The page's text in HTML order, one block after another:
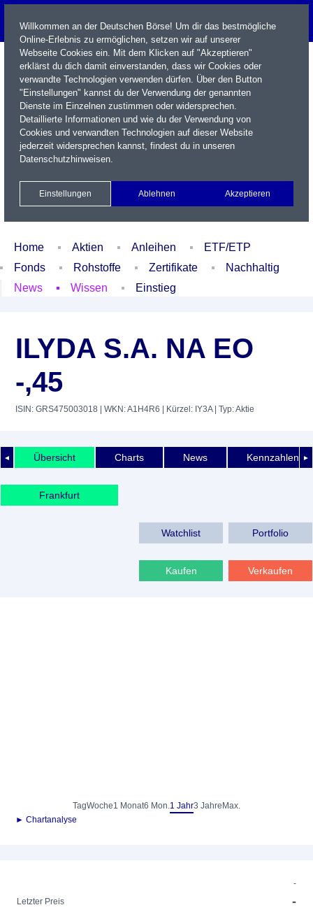
Name / WKN / ISIN / Kürzel
Xetra Realtime
Watchlist Portfolio Login
Home Aktien Anleihen
ETF/ETP
Fonds
Rohstoffe Zertifikate
Nachhaltig
News
Wissen Einstieg
ILYDA S.A. NA EO
-,45
ISIN: GRS475003018 | WKN: A1H4R6 | Kürzel: IY3A| Typ: Aktie
◄ ►
Übersicht Charts News Kennzahlen
Frankfurt
Watchlist Portfolio
Kaufen Verkaufen
TagWoche1 Monat6 Mon.1 Jahr3 Jahre Max.
► Chartanalyse
-
Letzter Preis
-
Willkommen an der Deutschen Börse! Um dir das bestmögliche
Online-Erlebnis zu ermöglichen, setzen wir auf unserer
Webseite Cookies ein. Mit dem Klicken auf "Akzeptieren"
erklärst du dich damit einverstanden, dass wir Cookies oder
verwandte Technologien verwenden dürfen. Über den Button
"Einstellungen" kannst du der Verwendung der genannten
Dienste im Einzelnen zustimmen oder widersprechen.
Detaillierte Informationen und wie du der Verwendung von
Cookies und verwandten Technologien auf dieser Website
jederzeit widersprechen kannst, findest du in unseren
Datenschutzhinweisen.
Einstellungen Ablehnen Akzeptieren